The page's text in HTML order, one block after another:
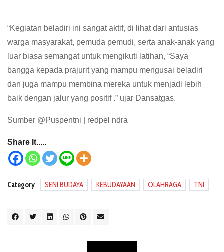
“Kegiatan beladiri ini sangat aktif, di lihat dari antusias
warga masyarakat, pemuda pemudi, serta anak-anak yang
luar biasa semangat untuk mengikuti latihan, “Saya
bangga kepada prajurit yang mampu mengusai beladiri
dan juga mampu membina mereka untuk menjadi lebih
baik dengan jalur yang positif .” ujar Dansatgas.
Sumber @Puspentni | redpel ndra
Share It.....
Category SENI BUDAYA KEBUDAYAAN OLAHRAGA TNI